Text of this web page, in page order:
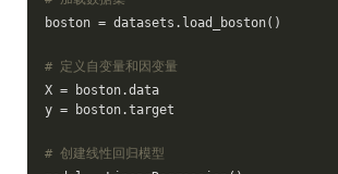
boston = datasets.load_boston()
# 定义自变量和因变量
X = boston.data
y = boston.target
# 创建线性回归模型